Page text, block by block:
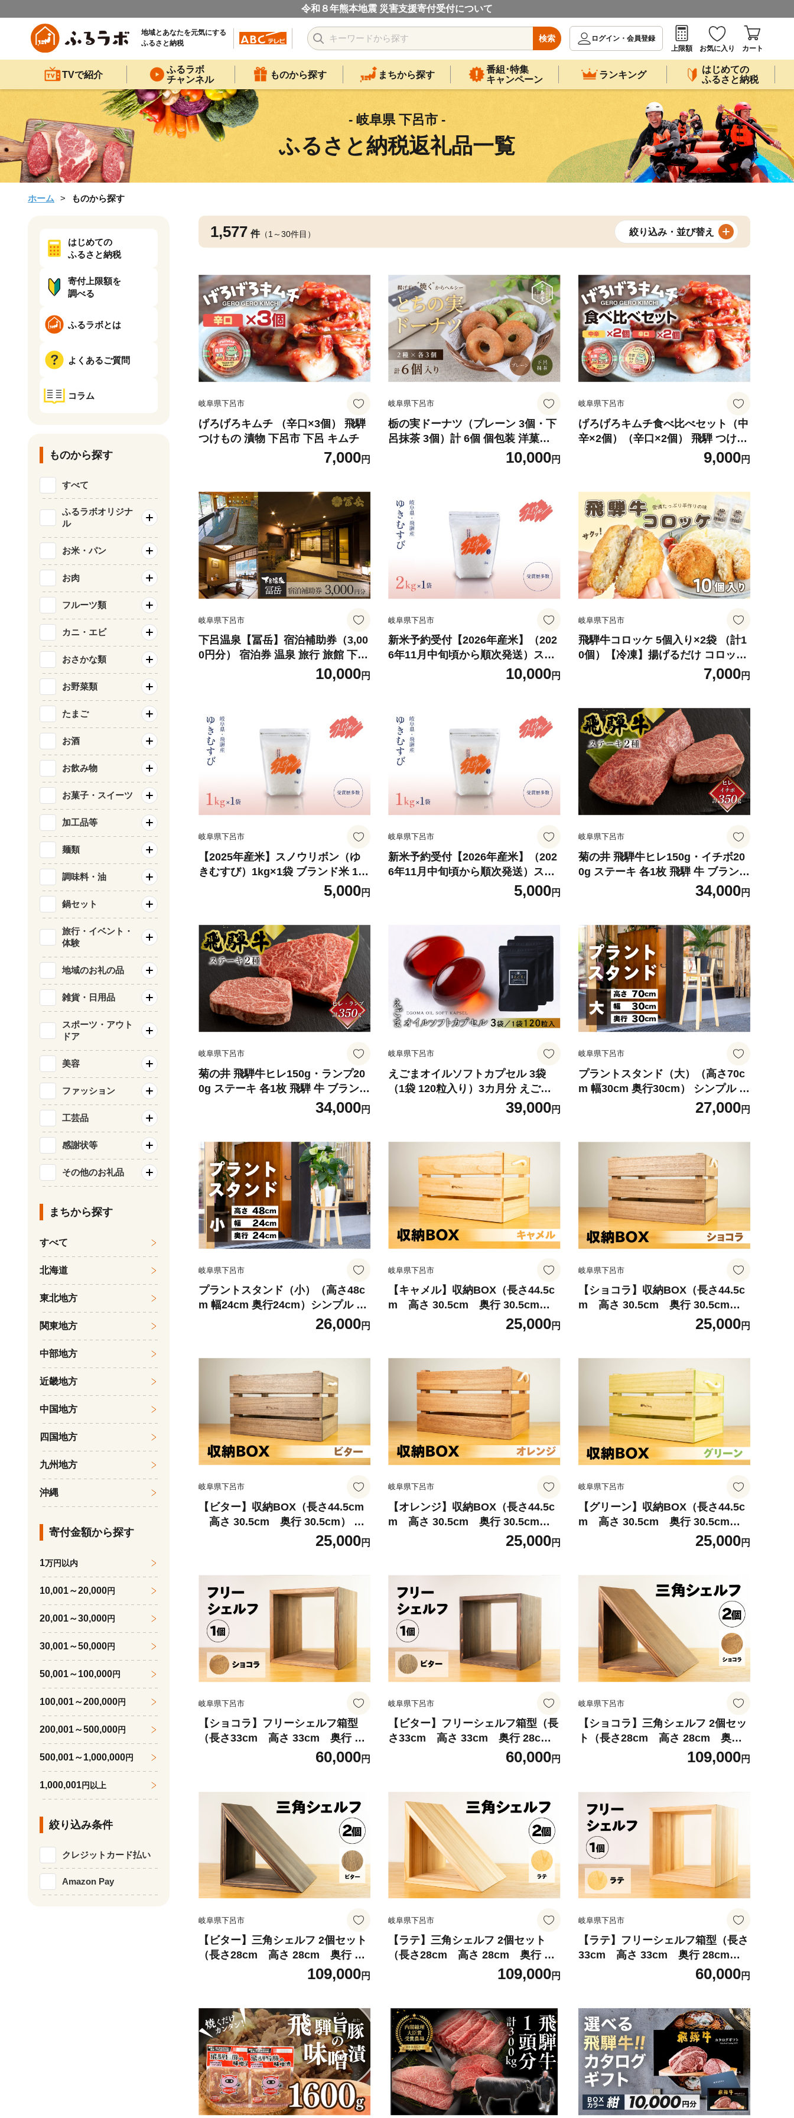
令和８年熊本地震 災害支援寄付受付について
地域とあなたを元気にする
ふるさと納税
検索
ログイン・会員登録
上限額
お気に入り カート
TVで紹介
ふるラボ
チャンネル
ものから探す まちから探す
番組･特集
キャンペーン
ランキング
はじめての
ふるさと納税
- 岐阜県 下呂市 -
ふるさと納税返礼品一覧
ホーム ものから探す
1,577 件（1～30件目） 絞り込み・並び替え
岐阜県下呂市
げろげろキムチ （辛口×3個） 飛騨
つけもの 漬物 下呂市 下呂 キムチ
7,000円
岐阜県下呂市
栃の実ドーナツ（プレーン 3個・下
呂抹茶 3個）計 6個 個包装 洋菓子
焼菓子 ドーナッツ お菓子 贈答 ギフ
ト 栃の実 とちのみ 千寿堂 下呂市
10,000円
岐阜県下呂市
げろげろキムチ食べ比べセット（中
辛×2個）（辛口×2個） 飛騨 つけも
の 漬物 下呂市 下呂 キムチ9,000円
岐阜県下呂市
下呂温泉【冨岳】宿泊補助券（3,00
0円分） 宿泊券 温泉 旅行 旅館 下呂
市 ふがく 券 3千円 3000円10,000円
岐阜県下呂市
新米予約受付【2026年産米】（202
6年11月中旬頃から順次発送）スノ
ウリボン（ゆきむすび）2kg×1袋 ブ
ランド米 2キロ 精米 米 令和8年産
10,000円
岐阜県下呂市
飛騨牛コロッケ 5個入り×2袋 （計1
0個）【冷凍】揚げるだけ コロッケ
7,000円
岐阜県下呂市
【2025年産米】スノウリボン（ゆ
きむすび）1kg×1袋 ブランド米 1キ
ロ 精米 米 令和7年産 まん丸屋 下呂
5,000円
岐阜県下呂市
新米予約受付【2026年産米】（202
6年11月中旬頃から順次発送）スノ
ウリボン（ゆきむすび）1kg×1袋 ブ
ランド米 1キロ 精米 米 令和8年産
5,000円
岐阜県下呂市
菊の井 飛騨牛ヒレ150g・イチボ20
0g ステーキ 各1枚 飛騨 牛 ブランド
牛 ギフト 贈答 食べ比べ 赤身 いち
ぼ ヒレ ヒレステーキ【冷凍】
34,000円
岐阜県下呂市
菊の井 飛騨牛ヒレ150g・ランプ20
0g ステーキ 各1枚 飛騨 牛 ブランド
牛 ギフト 贈答 ヒレステーキ ヒレ
34,000円
岐阜県下呂市
えごまオイルソフトカプセル 3袋
（1袋 120粒入り）3カ月分 えごま
油 エゴマ えごま 食用油 健康39,000円
岐阜県下呂市
プラントスタンド（大）（高さ70c
m 幅30cm 奥行30cm） シンプル 木
目 木製 植物 インテイリア 鉢植え置
27,000円
岐阜県下呂市
プラントスタンド（小）（高さ48c
m 幅24cm 奥行24cm）シンプル 木
目 木製 植物 インテイリア 鉢植え置
26,000円
岐阜県下呂市
【キャメル】収納BOX（長さ44.5c
m 高さ 30.5cm 奥行 30.5cm）
シンプル 桐材 桐 収納 積み重ね 多
様 多用途 収納箱 収納ボックス
25,000円
岐阜県下呂市
【ショコラ】収納BOX（長さ44.5c
m 高さ 30.5cm 奥行 30.5cm）
シンプル 桐材 桐 収納 積み重ね 多
様 多用途 収納箱 収納ボックス
25,000円
岐阜県下呂市
【ビター】収納BOX（長さ44.5cm
高さ 30.5cm 奥行 30.5cm） シ
ンプル 桐材 桐 収納 積み重ね 多様
25,000円
岐阜県下呂市
【オレンジ】収納BOX（長さ44.5c
m 高さ 30.5cm 奥行 30.5cm）
シンプル 桐材 桐 収納 積み重ね 多
様 多用途 収納箱 収納ボックス
25,000円
岐阜県下呂市
【グリーン】収納BOX（長さ44.5c
m 高さ 30.5cm 奥行 30.5cm）
シンプル 桐材 桐 収納 積み重ね 多
様 多用途 収納箱 収納ボックス
25,000円
岐阜県下呂市
【ショコラ】フリーシェルフ箱型
（長さ33cm 高さ 33cm 奥行 28
cm） シンプル 杉 スギ 収納 多様 多
60,000円
岐阜県下呂市
【ビター】フリーシェルフ箱型（長
さ33cm 高さ 33cm 奥行 28c
m） シンプル 杉 スギ 収納 多様 多
60,000円
岐阜県下呂市
【ショコラ】三角シェルフ 2個セッ
ト（長さ28cm 高さ 28cm 奥行
28cm） シンプル 杉 スギ 収納 多様
109,000円
岐阜県下呂市
【ビター】三角シェルフ 2個セット
（長さ28cm 高さ 28cm 奥行 28
cm） シンプル 杉 スギ 収納 多様 多
109,000円
岐阜県下呂市
【ラテ】三角シェルフ 2個セット
（長さ28cm 高さ 28cm 奥行 28
cm） シンプル 杉 スギ 収納 多様 多
109,000円
岐阜県下呂市
【ラテ】フリーシェルフ箱型（長さ
33cm 高さ 33cm 奥行 28cm）
シンプル 杉 スギ 収納 多様 多用途
60,000円
はじめての
ふるさと納税
寄付上限額を
調べる
ふるラボとは
よくあるご質問
コラム
ものから探す
すべて
ふるラボオリジナ
ル
お米・パン
お肉
フルーツ類
カニ・エビ
おさかな類
お野菜類
たまご
お酒
お飲み物
お菓子・スイーツ
加工品等
麺類
調味料・油
鍋セット
旅行・イベント・
体験
地域のお礼の品
雑貨・日用品
スポーツ・アウト
ドア
美容
ファッション
工芸品
感謝状等
その他のお礼品
まちから探す
すべて
北海道
東北地方
関東地方
中部地方
近畿地方
中国地方
四国地方
九州地方
沖縄
寄付金額から探す
1万円以内
10,001～20,000円
20,001～30,000円
30,001～50,000円
50,001～100,000円
100,001～200,000円
200,001～500,000円
500,001～1,000,000円
1,000,001円以上
絞り込み条件
クレジットカード払い
Amazon Pay